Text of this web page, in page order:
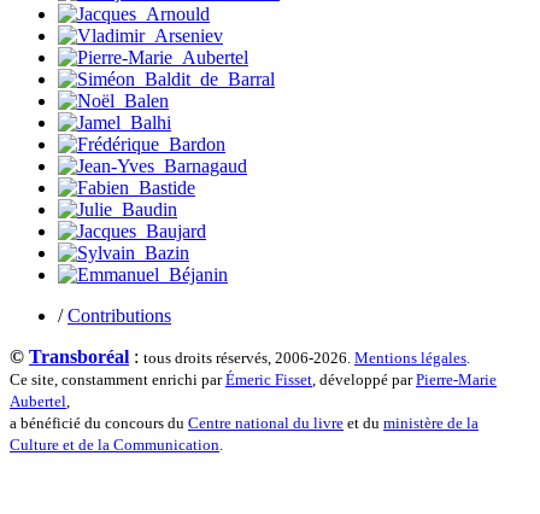
Thevenet Jacqueline
Touboul Marion
Toumanov Vadim
Trouplin Boris
Troussier Virginie
Tuilier Romain
Tulane Fabrice
Tzapoff Antoine
Ujfalvy-Bourdon Marie de
Urbain Jean-Didier
Valéry Philippe
Valentin Jean-Pierre
Valverde Benjamin
Vayron Xavier
Victor Daphné
Victor Paul-Émile
Vignon Vincent
Villemagne François-Xavier de
/Contributions
© Transboréal : tous droits réservés, 2006-2026. Mentions légales.
Ce site, constamment enrichi parÉmeric Fisset, développé parPierre-Marie
Aubertel,
a bénéficié du concours du Centre national du livre et du ministère de la
Culture et de la Communication.